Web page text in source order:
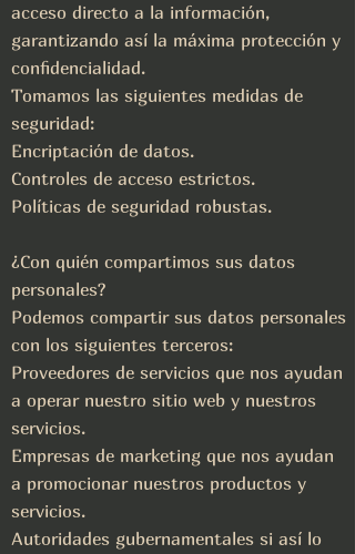
acceso directo a la información,
garantizando así la máxima protección y
confidencialidad.
Tomamos las siguientes medidas de
seguridad:
Encriptación de datos.
Controles de acceso estrictos.
Políticas de seguridad robustas.
¿Con quién compartimos sus datos
personales?
Podemos compartir sus datos personales
con los siguientes terceros:
Proveedores de servicios que nos ayudan
a operar nuestro sitio web y nuestros
servicios.
Empresas de marketing que nos ayudan
a promocionar nuestros productos y
servicios.
Autoridades gubernamentales si así lo